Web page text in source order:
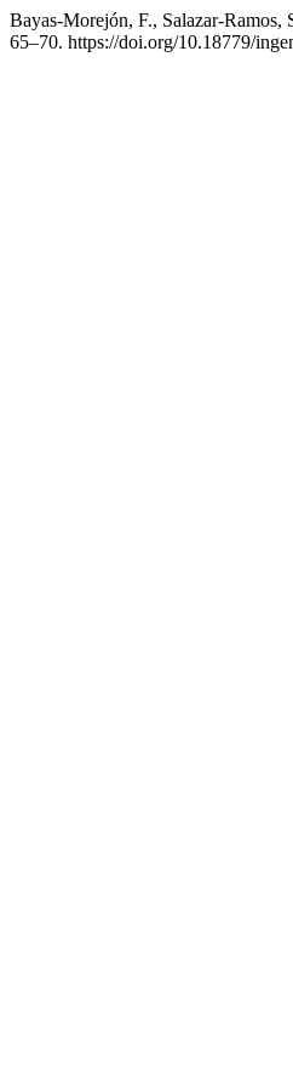
Bayas-Morejón, F., Salazar-
65–70. https://doi.org/10.18779/